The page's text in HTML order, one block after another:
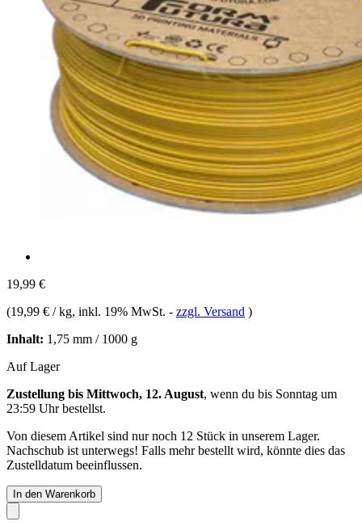
19,99 €
(19,99 € / kg, inkl. 19% MwSt. - zzgl. Versand )
Inhalt: 1,75 mm / 1000 g
Auf Lager
Zustellung bis Mittwoch, 12. August, wenn du bis Sonntag um
23:59 Uhrbestellst.
Von diesem Artikel sind nur noch 12 Stück in unserem Lager.
Nachschub ist unterwegs! Falls mehr bestellt wird, könnte dies das
Zustelldatum beeinflussen.
In den Warenkorb